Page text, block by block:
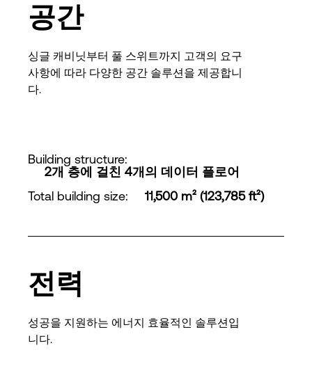
공간
싱글 캐비닛부터 풀 스위트까지 고객의 요구
사항에 따라 다양한 공간 솔루션을 제공합니
다.
Building structure:
2개 층에 걸친 4개의 데이터 플로어
Total building size: 11,500 m² (123,785 ft²)
전력
성공을 지원하는 에너지 효율적인 솔루션입
니다.